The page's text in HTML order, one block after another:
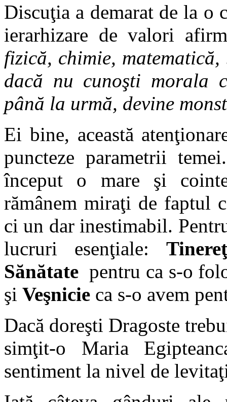
Discuţia a demarat de la o
ierarhizare de valori
fizică, chimie,
dacă nu cunoşti morala
până la urmă, devine
Ei bine, această
puncteze parametrii
început o mare şi
rămânem miraţi de faptul
ci un dar inestimabil.
lucruri esenţiale:
Sănătatepentru ca s-o
şi Veşnicie ca s-o avem
Dacă doreşti Dragoste
simţit-o Maria
sentiment la nivel de